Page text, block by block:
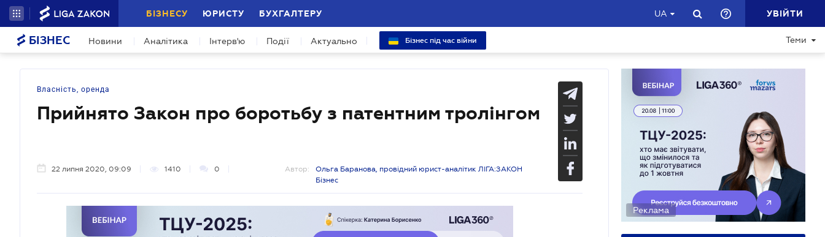
БІЗНЕСУ ЮРИСТУ БУХГАЛТЕРУ UA УВІЙТИ
БІЗНЕС Новини Аналітика Інтерв'ю Події Актуально Бізнес під час війни Теми
Власність, оренда
Прийнято Закон про боротьбу з патентним тролінгом
22 липня 2020, 09:09 1410 0 Автор:
Ольга Баранова, провідний юрист-аналітик ЛІГА:ЗАКОН
Бізнес
Реклама